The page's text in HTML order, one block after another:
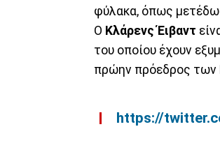
φύλακα, όπως
Ο Κλάρενς Έιβαντ
του οποίου έχουν
πρώην πρόεδρος
https://